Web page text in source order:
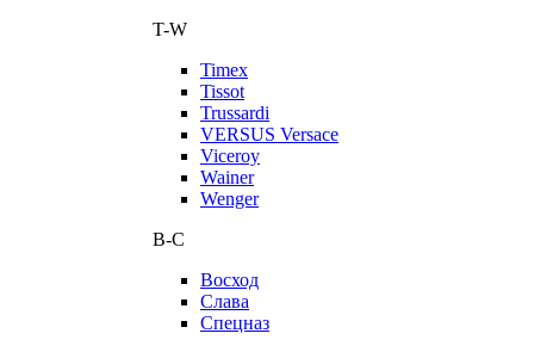
T-W
Timex
Tissot
Trussardi
VERSUS Versace
Viceroy
Wainer
Wenger
В-С
Восход
Слава
Спецназ